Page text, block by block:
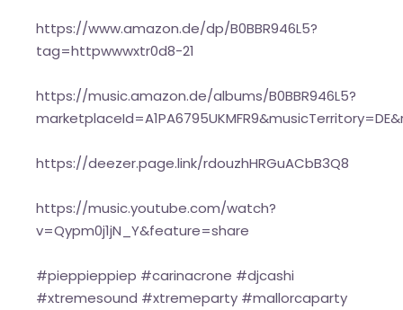
https://www.amazon.de/dp/B0BBR946L5?
tag=httpwwwxtr0d8-21
https://music.amazon.de/albums/B0BBR946L5?
https://deezer.page.link/rdouzhHRGuACbB3Q8
https://music.youtube.com/watch?
v=Qypm0j1jN_Y&feature=share
#pieppieppiep #carinacrone #djcashi
#xtremesound #xtremeparty #mallorcaparty